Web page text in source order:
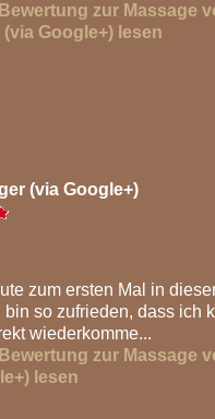
zur Massage
Google+) lesen
(via Google+)
zum ersten Mal in
bin so zufrieden, dass ich
wiederkomme...
zur Massage
lesen